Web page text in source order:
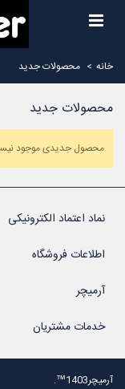
خانه > محصولات جدید
محصولات جدید
محصول جدیدی موجود
نماد اعتماد الکترونیکی
اطلاعات فروشگاه
آرمیچر
خدمات مشتریان
آرمیچر1403™.